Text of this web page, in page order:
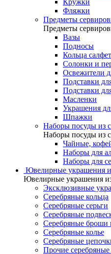
Кружки
Фляжки
Предметы
Предметы
Вазы
Подносы
Кольца
Солонки и
Освежители
Подставки
Подставки
Масленки
Украшения
Шпажки
Наборы посуды из
Наборы посуды из
Чайные,
Наборы для
Наборы для
Ювелирные украшения
Ювелирные украшения из
Эксклюзивные
Серебряные кольца
Серебряные серьги
Серебряные
Серебряные броши
Серебряные колье
Серебряные
Прочие